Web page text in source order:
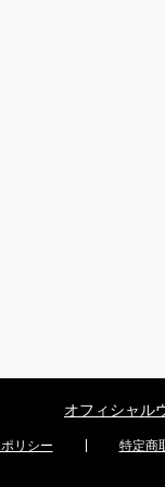
オフィシャル
リシー 特定商